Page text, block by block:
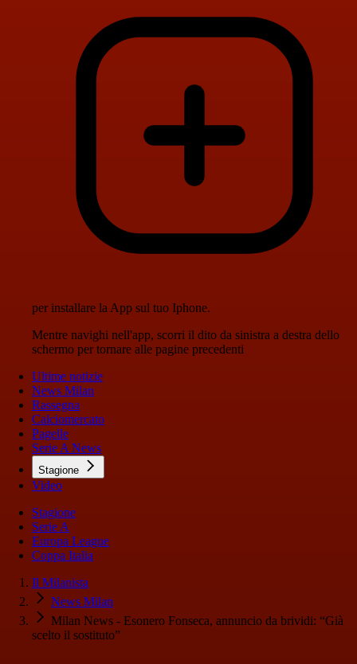
per installare la App sul tuo Iphone.
Mentre navighi nell'app, scorri il dito da sinistra a destra dello
schermo per tornare alle pagine precedenti
Ultime notizie
News Milan
Rassegna
Calciomercato
Pagelle
Serie A News
Stagione
Video
Stagione
Serie A
Europa League
Coppa Italia
Il Milanista
News Milan
Milan News - Esonero Fonseca, annuncio da brividi: “Già
scelto il sostituto”